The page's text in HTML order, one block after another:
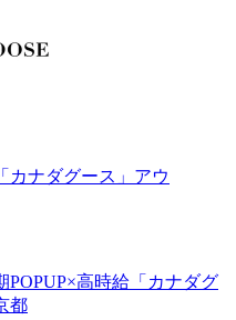
カナダグース」アウ
POPUP×高時給「カナダグ
都